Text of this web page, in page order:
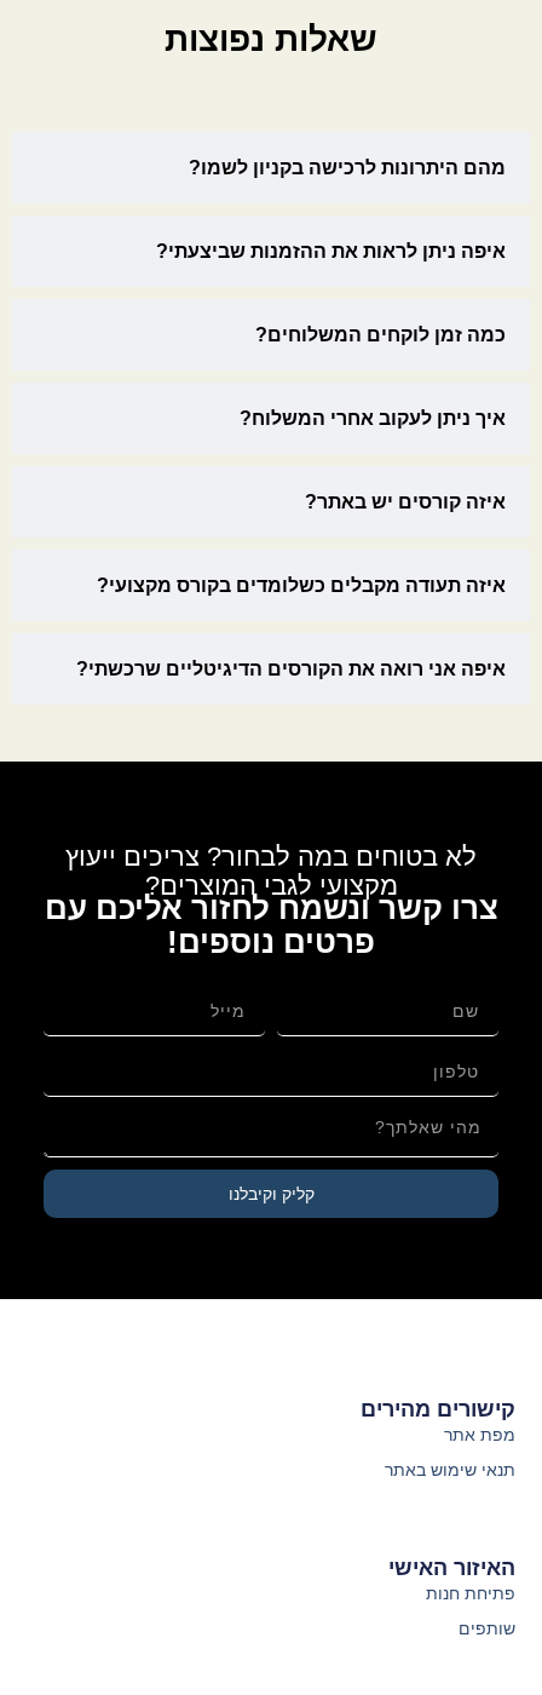
שאלות נפוצות
מהם היתרונות לרכישה בקניון לשמו?
איפה ניתן לראות את ההזמנות שביצעתי?
כמה זמן לוקחים המשלוחים?
איך ניתן לעקוב אחרי המשלוח?
איזה קורסים יש באתר?
איזה תעודה מקבלים כשלומדים בקורס מקצועי?
איפה אני רואה את הקורסים הדיגיטליים שרכשתי?
לא בטוחים במה לבחור? צריכים ייעוץ
מקצועי לגבי המוצרים?
צרו קשר ונשמח לחזור אליכם עם
פרטים נוספים!
קליק וקיבלנו
האיזור האישי
פתיחת חנות
שותפים
קישורים מהירים
מפת אתר
תנאי שימוש באתר